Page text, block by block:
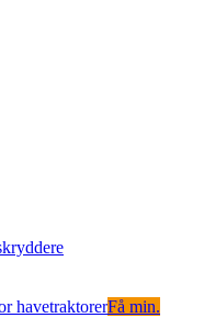
havetraktorerFå min.